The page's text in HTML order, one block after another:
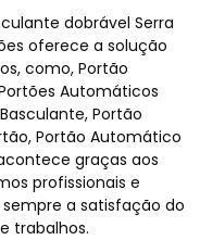
dobrável Serra
oferece a solução
como, Portão
Automáticos
Portão
Portão Automático
graças aos
profissionais e
a satisfação do
trabalhos.